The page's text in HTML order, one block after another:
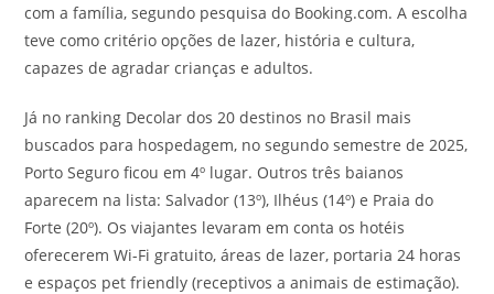
com a família, segundo pesquisa do Booking.com. A escolha
teve como critério opções de lazer, história e cultura,
capazes de agradar crianças e adultos.
Já no ranking Decolar dos 20 destinos no Brasil mais
buscados para hospedagem, no segundo semestre de 2025,
Porto Seguro ficou em 4º lugar. Outros três baianos
aparecem na lista: Salvador (13º), Ilhéus (14º) e Praia do
Forte (20º). Os viajantes levaram em conta os hotéis
oferecerem Wi-Fi gratuito, áreas de lazer, portaria 24 horas
e espaços pet friendly (receptivos a animais de estimação).